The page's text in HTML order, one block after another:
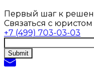
Первый шаг к
Связаться с юристом
+7 (499) 703-03-03